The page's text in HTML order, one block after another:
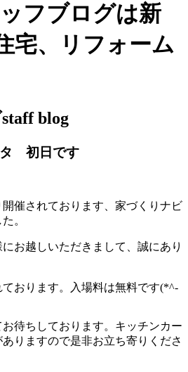
フブログは新
宅、リフォーム
staff blog
タ 初日です
催されております、家づくりナビ
。
お越しいただきまして、誠にあり
おります。入場料は無料です(*^-
待ちしております。キッチンカー
りますので是非お立ち寄りくださ